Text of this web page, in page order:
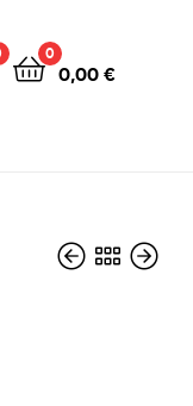
0
0,00 €